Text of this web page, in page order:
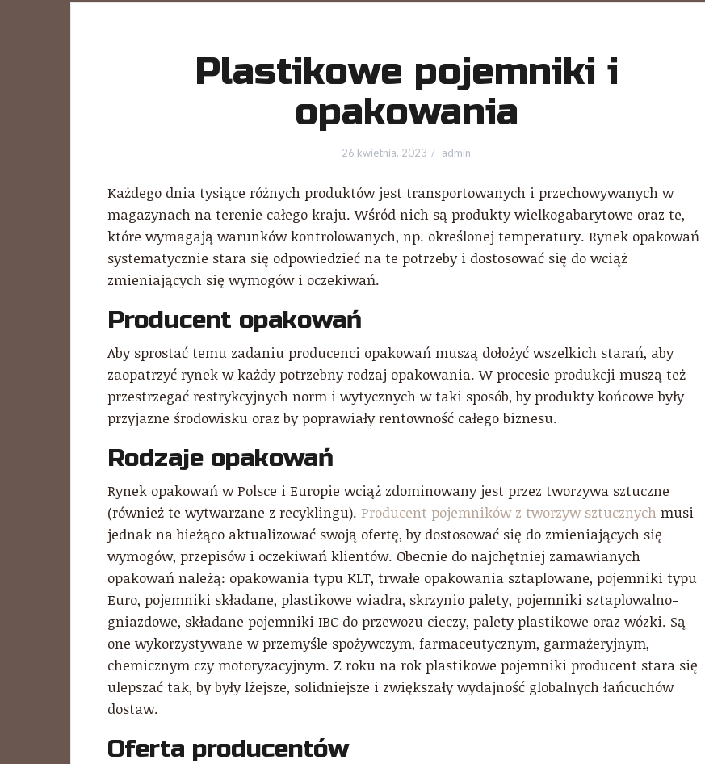
Plastikowe pojemniki i
opakowania
26 kwietnia, 2023 admin
Każdego dnia tysiące różnych produktów jest transportowanych i przechowywanych w
magazynach na terenie całego kraju. Wśród nich są produkty wielkogabarytowe oraz te,
które wymagają warunków kontrolowanych, np. określonej temperatury. Rynek opakowań
systematycznie stara się odpowiedzieć na te potrzeby i dostosować się do wciąż
zmieniających się wymogów i oczekiwań.
Producent opakowań
Aby sprostać temu zadaniu producenci opakowań muszą dołożyć wszelkich starań, aby
zaopatrzyć rynek w każdy potrzebny rodzaj opakowania. W procesie produkcji muszą też
przestrzegać restrykcyjnych norm i wytycznych w taki sposób, by produkty końcowe były
przyjazne środowisku oraz by poprawiały rentowność całego biznesu.
Rodzaje opakowań
Rynek opakowań w Polsce i Europie wciąż zdominowany jest przez tworzywa sztuczne
(również te wytwarzane z recyklingu). Producent pojemników z tworzyw sztucznych musi
jednak na bieżąco aktualizować swoją ofertę, by dostosować się do zmieniających się
wymogów, przepisów i oczekiwań klientów. Obecnie do najchętniej zamawianych
opakowań należą: opakowania typu KLT, trwałe opakowania sztaplowane, pojemniki typu
Euro, pojemniki składane, plastikowe wiadra, skrzynio palety, pojemniki sztaplowalno-
gniazdowe, składane pojemniki IBC do przewozu cieczy, palety plastikowe oraz wózki. Są
one wykorzystywane w przemyśle spożywczym, farmaceutycznym, garmażeryjnym,
chemicznym czy motoryzacyjnym. Z roku na rok plastikowe pojemniki producent stara się
ulepszać tak, by były lżejsze, solidniejsze i zwiększały wydajność globalnych łańcuchów
dostaw.
Oferta producentów